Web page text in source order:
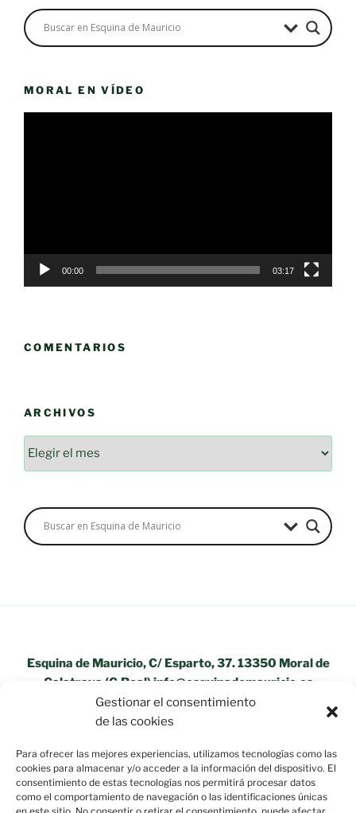
Gestionar el consentimiento
de las cookies
Para ofrecer las mejores experiencias, utilizamos tecnologías como las
cookies para almacenar y/o acceder a la información del dispositivo. El
consentimiento de estas tecnologías nos permitirá procesar datos
como el comportamiento de navegación o las identificaciones únicas
MORAL EN VÍDEO
00:00 03:17
COMENTARIOS
ARCHIVOS
Archivos
Esquina de Mauricio, C/ Esparto, 37. 13350 Moral de
Calatrava (C.Real) info@esquinademauricio.es
«Aviso Legal»